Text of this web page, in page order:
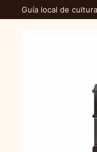
Guía local de